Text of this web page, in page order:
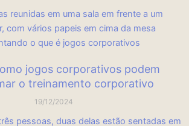
jogos corporativos podem
o treinamento corporativo
19/12/2024